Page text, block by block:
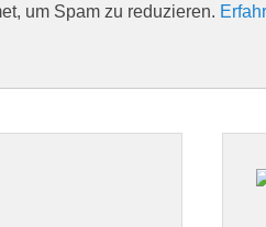
um Spam zu reduzieren.